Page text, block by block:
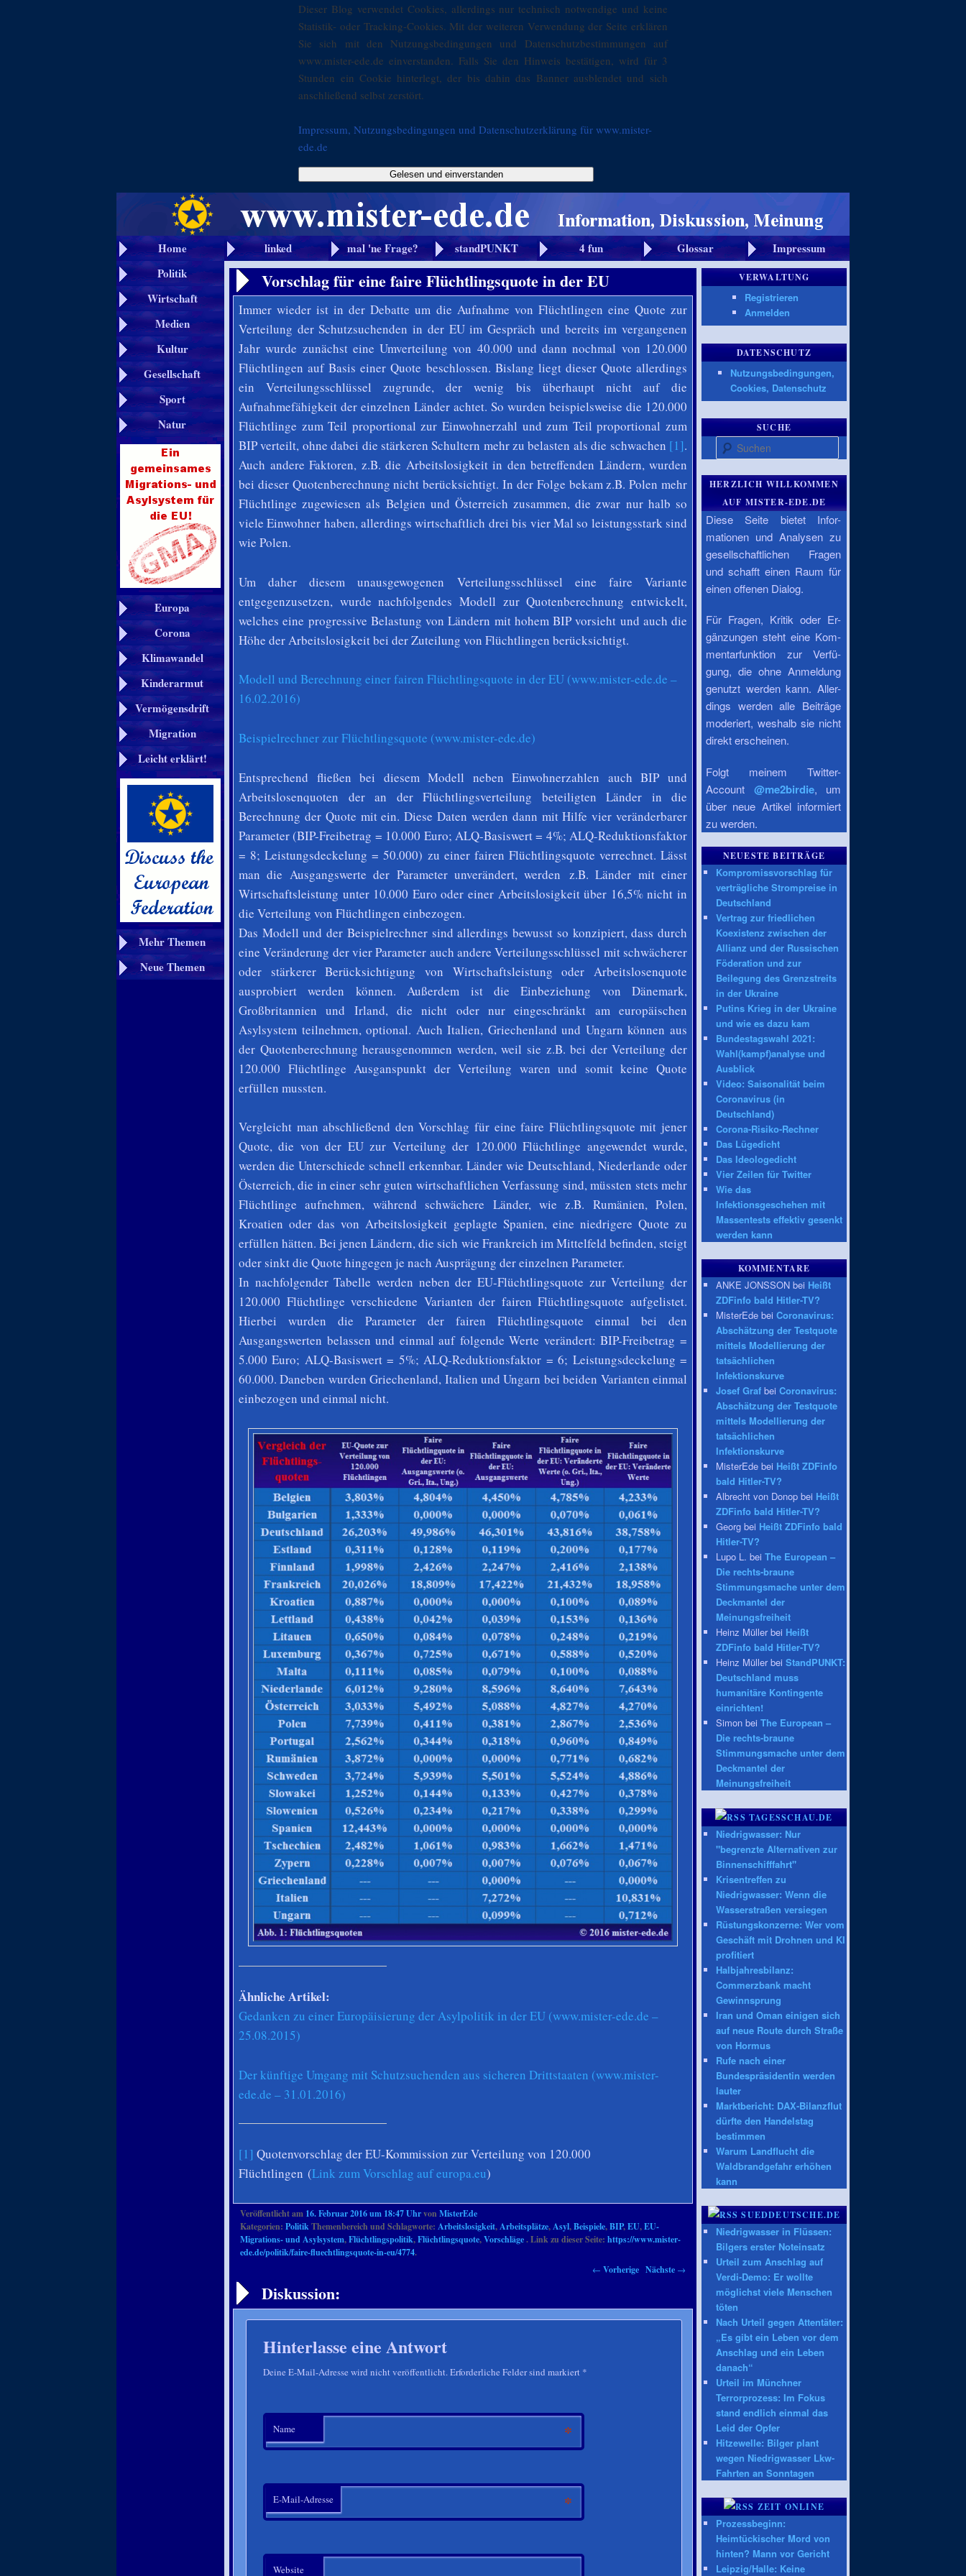
Dieser Blog verwendet Cookies, allerdings nur technisch notwendige und keine
Statistik- oder Tracking-Cookies. Mit der weiteren Verwendung der Seite erklären
Sie sich mit den Nutzungsbedingungen und Datenschutzbestimmungen auf
www.mister-ede.de einverstanden. Falls Sie den Hinweis bestätigen, wird für 3
Stunden ein Cookie hinterlegt, der bis dahin das Banner ausblendet und sich
anschließend selbst zerstört.
Impressum, Nutzungsbedingungen und Datenschutzerklärung für www.mister-
ede.de
Gelesen und einverstanden
Home linked mal 'ne Frage? standPUNKT 4 fun Glossar
Impressum
Politik
Wirtschaft
Medien
Kultur
Gesellschaft
Sport
Natur
Europa
Corona
Klimawandel
Kinderarmut
Vermögensdrift
Migration
Leicht erklärt!
Mehr Themen
Neue Themen
Vorschlag für eine faire Flüchtlingsquote in der EU
Immer wieder ist in der Debatte um die Aufnahme von Flüchtlingen eine Quote zur
Verteilung der Schutzsuchenden in der EU im Gespräch und bereits im vergangenen
Jahr wurde zunächst eine Umverteilung von 40.000 und dann nochmal von 120.000
Flüchtlingen auf Basis einer Quote beschlossen. Bislang liegt dieser Quote allerdings
ein Verteilungsschlüssel zugrunde, der wenig bis überhaupt nicht auf die
Aufnahmefähigkeit der einzelnen Länder achtet. So wurden beispielsweise die 120.000
Flüchtlinge zum Teil proportional zur Einwohnerzahl und zum Teil proportional zum
BIP verteilt, ohne dabei die stärkeren Schultern mehr zu belasten als die schwachen [1].
Auch andere Faktoren, z.B. die Arbeitslosigkeit in den betreffenden Ländern, wurden
bei dieser Quotenberechnung nicht berücksichtigt. In der Folge bekam z.B. Polen mehr
Flüchtlinge zugewiesen als Belgien und Österreich zusammen, die zwar nur halb so
viele Einwohner haben, allerdings wirtschaftlich drei bis vier Mal so leistungsstark sind
wie Polen.
Um daher diesem unausgewogenen Verteilungsschlüssel eine faire Variante
entgegenzusetzen, wurde nachfolgendes Modell zur Quotenberechnung entwickelt,
welches eine progressive Belastung von Ländern mit hohem BIP vorsieht und auch die
Höhe der Arbeitslosigkeit bei der Zuteilung von Flüchtlingen berücksichtigt.
Modell und Berechnung einer fairen Flüchtlingsquote in der EU (www.mister-ede.de –
16.02.2016)
Beispielrechner zur Flüchtlingsquote (www.mister-ede.de)
Entsprechend fließen bei diesem Modell neben Einwohnerzahlen auch BIP und
Arbeitslosenquoten der an der Flüchtlingsverteilung beteiligten Länder in die
Berechnung der Quote mit ein. Diese Daten werden dann mit Hilfe vier veränderbarer
Parameter (BIP-Freibetrag = 10.000 Euro; ALQ-Basiswert = 4%; ALQ-Reduktionsfaktor
= 8; Leistungsdeckelung = 50.000) zu einer fairen Flüchtlingsquote verrechnet. Lässt
man die Ausgangswerte der Parameter unverändert, werden z.B. Länder mit einer
Wirtschaftsleistung unter 10.000 Euro oder einer Arbeitslosigkeit über 16,5% nicht in
die Verteilung von Flüchtlingen einbezogen.
Das Modell und der Beispielrechner sind allerdings bewusst so konzipiert, dass durch
eine Veränderung der vier Parameter auch andere Verteilungsschlüssel mit schwächerer
oder stärkerer Berücksichtigung von Wirtschaftsleistung oder Arbeitslosenquote
ausprobiert werden können. Außerdem ist die Einbeziehung von Dänemark,
Großbritannien und Irland, die nicht oder nur eingeschränkt am europäischen
Asylsystem teilnehmen, optional. Auch Italien, Griechenland und Ungarn können aus
der Quotenberechnung herausgenommen werden, weil sie z.B. bei der Verteilung der
120.000 Flüchtlinge Ausganspunkt der Verteilung waren und somit keine Quote
erfüllen mussten.
Vergleicht man abschließend den Vorschlag für eine faire Flüchtlingsquote mit jener
Quote, die von der EU zur Verteilung der 120.000 Flüchtlinge angewendet wurde,
werden die Unterschiede schnell erkennbar. Länder wie Deutschland, Niederlande oder
Österreich, die in einer sehr guten wirtschaftlichen Verfassung sind, müssten stets mehr
Flüchtlinge aufnehmen, während schwächere Länder, wie z.B. Rumänien, Polen,
Kroatien oder das von Arbeitslosigkeit geplagte Spanien, eine niedrigere Quote zu
erfüllen hätten. Bei jenen Ländern, die sich wie Frankreich im Mittelfeld befinden, steigt
oder sinkt die Quote hingegen je nach Ausprägung der einzelnen Parameter.
In nachfolgender Tabelle werden neben der EU-Flüchtlingsquote zur Verteilung der
120.000 Flüchtlinge verschiedene Varianten der fairen Flüchtlingsquote aufgelistet.
Hierbei wurden die Parameter der fairen Flüchtlingsquote einmal bei den
Ausgangswerten belassen und einmal auf folgende Werte verändert: BIP-Freibetrag =
5.000 Euro; ALQ-Basiswert = 5%; ALQ-Reduktionsfaktor = 6; Leistungsdeckelung =
60.000. Daneben wurden Griechenland, Italien und Ungarn bei beiden Varianten einmal
einbezogen und einmal nicht.
Ähnliche Artikel:
Gedanken zu einer Europäisierung der Asylpolitik in der EU (www.mister-ede.de –
25.08.2015)
Der künftige Umgang mit Schutzsuchenden aus sicheren Drittstaaten (www.mister-
ede.de – 31.01.2016)
[1] Quotenvorschlag der EU-Kommission zur Verteilung von 120.000
Flüchtlingen (Link zum Vorschlag auf europa.eu)
Veröffentlicht am 16. Februar 2016 um 18:47 Uhrvon MisterEde
Kategorien: PolitikThemenbereich und Schlagworte: Arbeitslosigkeit,Arbeitsplätze,Asyl,Beispiele,BIP,EU,EU-
Migrations- und Asylsystem,Flüchtlingspolitik,Flüchtlingsquote,Vorschläge. Link zu dieser Seite: https://www.mister-
ede.de/politik/faire-fluechtlingsquote-in-eu/4774.
← Vorherige Nächste →
Diskussion:
Hinterlasse eine Antwort
Deine E-Mail-Adresse wird nicht veröffentlicht. Erforderliche Felder sind markiert *
Name *
E-Mail-Adresse *
Website
VERWALTUNG
Registrieren
Anmelden
DATENSCHUTZ
Nutzungsbedingungen,
Cookies, Datenschutz
SUCHE
Suchen
HERZLICH WILLKOMMEN
AUF MISTER-EDE.DE
Diese Seite bietet Infor-
mationen und Analysen zu
gesellschaftlichen Fragen
und schafft einen Raum für
einen offenen Dialog.
Für Fragen, Kritik oder Er-
gänzungen steht eine Kom-
mentarfunktion zur Verfü-
gung, die ohne Anmeldung
genutzt werden kann. Aller-
dings werden alle Beiträge
moderiert, weshalb sie nicht
direkt erscheinen.
Folgt meinem Twitter-
Account @me2birdie, um
über neue Artikel informiert
zu werden.
NEUESTE BEITRÄGE
Kompromissvorschlag für
verträgliche Strompreise in
Deutschland
Vertrag zur friedlichen
Koexistenz zwischen der
Allianz und der Russischen
Föderation und zur
Beilegung des Grenzstreits
in der Ukraine
Putins Krieg in der Ukraine
und wie es dazu kam
Bundestagswahl 2021:
Wahl(kampf)analyse und
Ausblick
Video: Saisonalität beim
Coronavirus (in
Deutschland)
Corona-Risiko-Rechner
Das Lügedicht
Das Ideologedicht
Vier Zeilen für Twitter
Wie das
Infektionsgeschehen mit
Massentests effektiv gesenkt
werden kann
KOMMENTARE
ANKE JONSSON bei Heißt
ZDFinfo bald Hitler-TV?
MisterEde bei Coronavirus:
Abschätzung der Testquote
mittels Modellierung der
tatsächlichen
Infektionskurve
Josef Graf bei Coronavirus:
Abschätzung der Testquote
mittels Modellierung der
tatsächlichen
Infektionskurve
MisterEde bei Heißt ZDFinfo
bald Hitler-TV?
Albrecht von Donop bei Heißt
ZDFinfo bald Hitler-TV?
Georg bei Heißt ZDFinfo bald
Hitler-TV?
Lupo L. bei The European –
Die rechts-braune
Stimmungsmache unter dem
Deckmantel der
Meinungsfreiheit
Heinz Müller bei Heißt
ZDFinfo bald Hitler-TV?
Heinz Müller bei StandPUNKT:
Deutschland muss
humanitäre Kontingente
einrichten!
Simon bei The European –
Die rechts-braune
Stimmungsmache unter dem
Deckmantel der
Meinungsfreiheit
TAGESSCHAU.DE
Niedrigwasser: Nur
"begrenzte Alternativen zur
Binnenschifffahrt"
Krisentreffen zu
Niedrigwasser: Wenn die
Wasserstraßen versiegen
Rüstungskonzerne: Wer vom
Geschäft mit Drohnen und KI
profitiert
Halbjahresbilanz:
Commerzbank macht
Gewinnsprung
Iran und Oman einigen sich
auf neue Route durch Straße
von Hormus
Rufe nach einer
Bundespräsidentin werden
lauter
Marktbericht: DAX-Bilanzflut
dürfte den Handelstag
bestimmen
Warum Landflucht die
Waldbrandgefahr erhöhen
kann
SUEDDEUTSCHE.DE
Niedrigwasser in Flüssen:
Bilgers erster Noteinsatz
Urteil zum Anschlag auf
Verdi-Demo: Er wollte
möglichst viele Menschen
töten
Nach Urteil gegen Attentäter:
„Es gibt ein Leben vor dem
Anschlag und ein Leben
danach“
Urteil im Münchner
Terrorprozess: Im Fokus
stand endlich einmal das
Leid der Opfer
Hitzewelle: Bilger plant
wegen Niedrigwasser Lkw-
Fahrten an Sonntagen
ZEIT ONLINE
Prozessbeginn:
Heimtückischer Mord von
hinten? Mann vor Gericht
Leipzig/Halle: Keine